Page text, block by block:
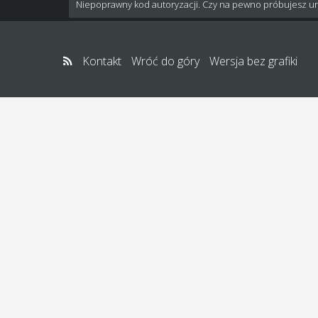
Niepoprawny kod autoryzacji. Czy na pewno próbujesz
Kontakt Wróć do góry Wersja bez grafiki